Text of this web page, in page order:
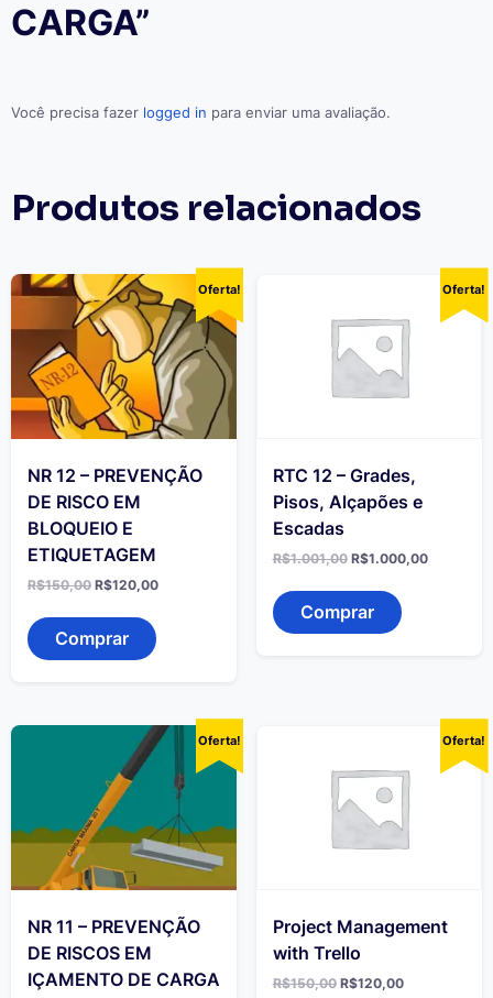
CARGA”
Você precisa fazer logged in para enviar uma avaliação.
Produtos relacionados
Oferta!
NR 12 – PREVENÇÃO
DE RISCO EM
BLOQUEIO E
ETIQUETAGEM
R$150,00 O
original
era:
R$150,00.
R$120,00O
Comprar
Oferta!
RTC 12 – Grades,
Pisos, Alçapões e
Escadas
R$1.001,00 O
original
era:
R$1.001,00.
R$1.000,00O
Comprar
Oferta!
NR 11 – PREVENÇÃO
DE RISCOS EM
IÇAMENTO DE CARGA
Oferta!
Project Management
with Trello
R$150,00 O
R$120,00O